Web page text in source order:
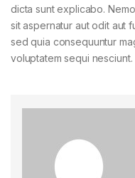
dicta sunt explicabo.
sit aspernatur aut odit aut
sed quia consequuntur
voluptatem sequi nesciunt.